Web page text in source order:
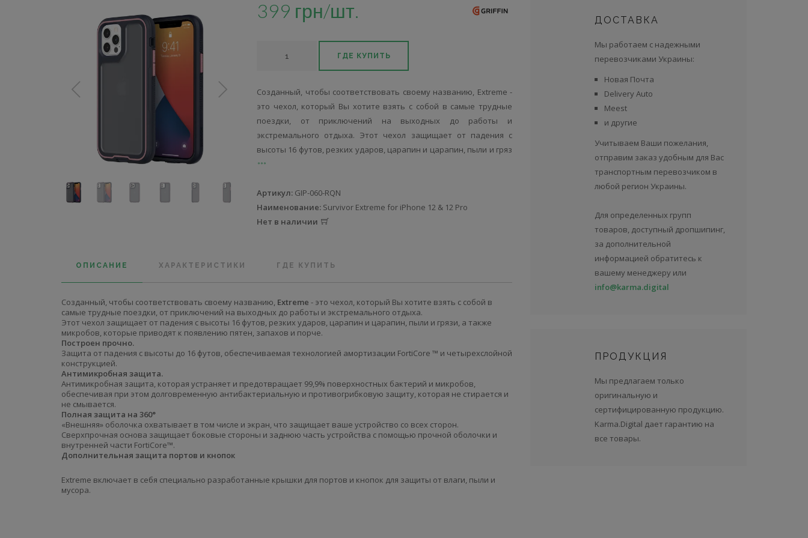
399 грн/шт.
ГДЕ КУПИТЬ
Созданный, чтобы соответствовать своему названию, Extreme -
это чехол, который Вы хотите взять с собой в самые трудные
поездки, от приключений на выходных до работы и
экстремального отдыха. Этот чехол защищает от падения с
высоты 16 футов, резких ударов, царапин и царапин, пыли и гряз
Артикул: GIP-060-RQN
Наименование: Survivor Extreme for iPhone 12 & 12 Pro
Нет в наличии
ОПИСАНИЕ ХАРАКТЕРИСТИКИ ГДЕ КУПИТЬ
Созданный, чтобы соответствовать своему названию, Extreme - это чехол, который Вы хотите взять с собой в
самые трудные поездки, от приключений на выходных до работы и экстремального отдыха.
Этот чехол защищает от падения с высоты 16 футов, резких ударов, царапин и царапин, пыли и грязи, а также
микробов, которые приводят к появлению пятен, запахов и порче.
Построен прочно.
Защита от падения с высоты до 16 футов, обеспечиваемая технологией амортизации FortiCore ™ и четырехслойной
конструкцией.
Антимикробная защита.
Антимикробная защита, которая устраняет и предотвращает 99,9% поверхностных бактерий и микробов,
обеспечивая при этом долговременную антибактериальную и противогрибковую защиту, которая не стирается и
не смывается.
Полная защита на 360°
«Внешняя» оболочка охватывает в том числе и экран, что защищает ваше устройство со всех сторон.
Сверхпрочная основа защищает боковые стороны и заднюю часть устройства с помощью прочной оболочки и
внутренней части FortiCore™.
Дополнительная защита портов и кнопок
Extreme включает в себя специально разработанные крышки для портов и кнопок для защиты от влаги, пыли и
мусора.
ДОСТАВКА
Мы работаем с надежными
перевозчиками Украины:
Новая Почта
Delivery Auto
Meest
и другие
Учитываем Ваши пожелания,
отправим заказ удобным для Вас
транспортным перевозчиком в
любой регион Украины.
Для определенных групп
товаров, доступный дропшипинг,
за дополнительной
информацией обратитесь к
вашему менеджеру или
info@karma.digital
ПРОДУКЦИЯ
Мы предлагаем только
оригинальную и
сертифицированную продукцию.
Karma.Digital дает гарантию на
все товары.